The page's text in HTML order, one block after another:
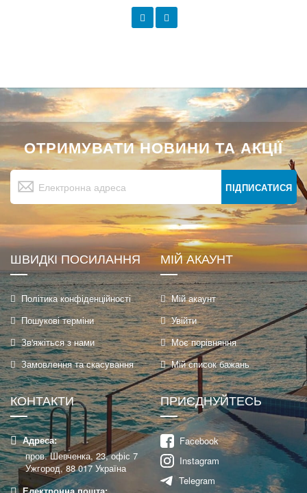
ОТРИМУВАТИ НОВИНИ ТА АКЦІЇ
Підпишіться
на
нашу
новин:
ПІДПИСАТИСЯ
ШВИДКІ ПОСИЛАННЯ
Політика конфіденційності
Пошукові терміни
Зв'яжіться з нами
Замовлення та скасування
МІЙ АКАУНТ
Мій акаунт
Увійти
Моє порівняння
Мій список бажань
КОНТАКТИ
Адреса:
пров. Шевченка, 23, офіс 7
Ужгород, 88 017 Україна
ПРИЄДНУЙТЕСЬ
Facebook
Instagram
Telegram